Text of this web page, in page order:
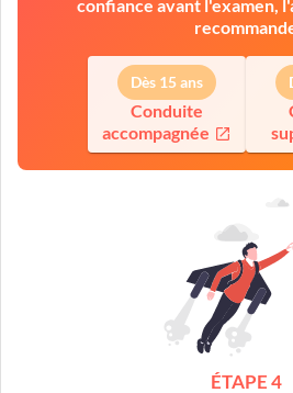
confiance avant l'examen,
Dès 15 ans
Conduite
accompagnée
ÉTAPE 4